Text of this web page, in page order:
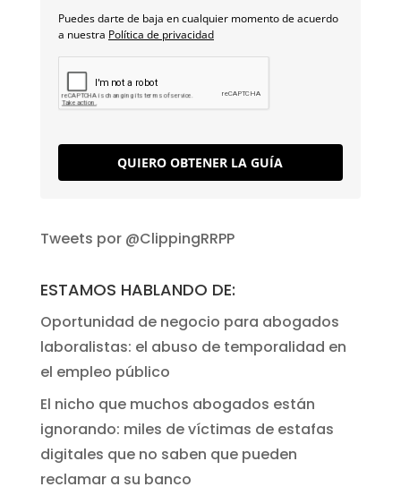
Puedes darte de baja en cualquier momento de acuerdo
a nuestra Política de privacidad
QUIERO OBTENER LA GUÍA
Tweets por @ClippingRRPP
ESTAMOS HABLANDO DE:
Oportunidad de negocio para abogados
laboralistas: el abuso de temporalidad en
el empleo público
El nicho que muchos abogados están
ignorando: miles de víctimas de estafas
digitales que no saben que pueden
reclamar a su banco